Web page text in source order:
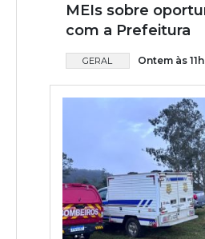
MEIs sobre
com a Prefeitura
GERAL Ontem às